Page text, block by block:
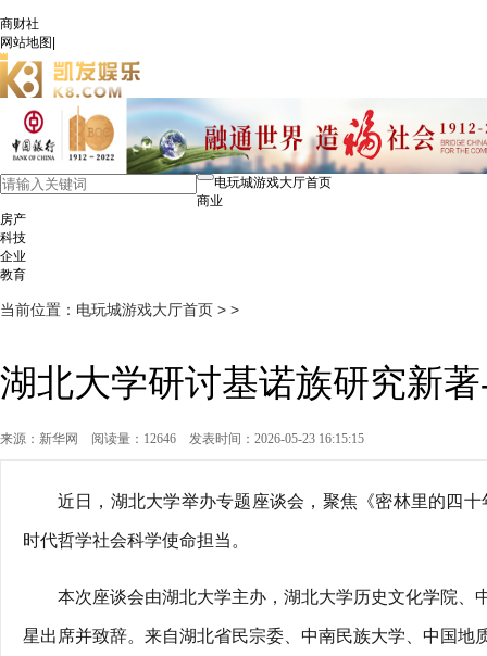
商财社
网站地图
电玩城游戏大厅首页
商业
房产
科技
企业
教育
当前位置： 电玩城游戏大厅首页 > >
湖北大学研讨基诺族研究新
来源：新华网 阅读量：12646 发表时间：2026-05-23 16:15:15
近日，湖北大学举办专题座谈会，聚焦《密林里的四
时代哲学社会科学使命担当。
本次座谈会由湖北大学主办，湖北大学历史文化学院
星出席并致辞。来自湖北省民宗委、中南民族大学、中国